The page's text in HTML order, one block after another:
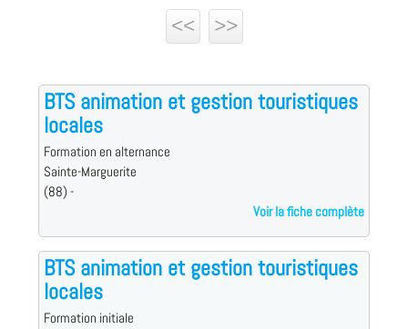
<<
>>
BTS animation et gestion touristiques
locales
Formation en alternance
Sainte-Marguerite
(88) -
Voir la fiche complète
BTS animation et gestion touristiques
locales
Formation initiale